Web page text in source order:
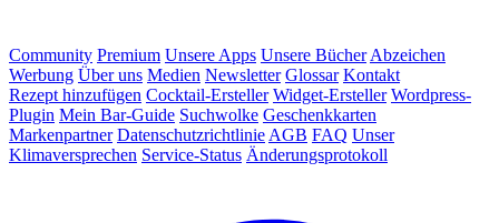
Community Premium Unsere Apps Unsere Bücher Abzeichen
Werbung Über uns Medien Newsletter Glossar Kontakt
Rezept hinzufügen Cocktail-Ersteller Widget-Ersteller Wordpress-
Plugin Mein Bar-Guide Suchwolke Geschenkkarten
Markenpartner Datenschutzrichtlinie AGB FAQ Unser
Klimaversprechen Service-Status Änderungsprotokoll